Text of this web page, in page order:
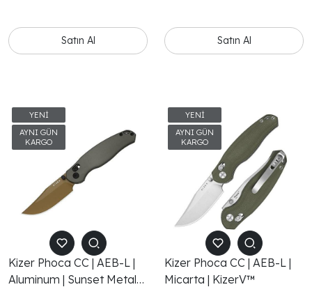
Satın Al Satın Al
Kizer Phoca CC | AEB-L |
Aluminum | Sunset Metal
Kizer Phoca CC | AEB-L |
Micarta | KizerV™